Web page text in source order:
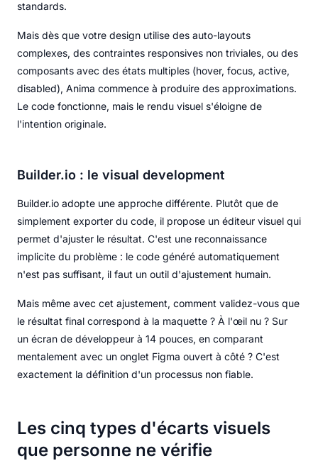
standards.
Mais dès que votre design utilise des auto-layouts
complexes, des contraintes responsives non triviales, ou des
composants avec des états multiples (hover, focus, active,
disabled), Anima commence à produire des approximations.
Le code fonctionne, mais le rendu visuel s'éloigne de
l'intention originale.
Builder.io : le visual development
Builder.io adopte une approche différente. Plutôt que de
simplement exporter du code, il propose un éditeur visuel qui
permet d'ajuster le résultat. C'est une reconnaissance
implicite du problème : le code généré automatiquement
n'est pas suffisant, il faut un outil d'ajustement humain.
Mais même avec cet ajustement, comment validez-vous que
le résultat final correspond à la maquette ? À l'œil nu ? Sur
un écran de développeur à 14 pouces, en comparant
mentalement avec un onglet Figma ouvert à côté ? C'est
exactement la définition d'un processus non fiable.
Les cinq types d'écarts visuels
que personne ne vérifie